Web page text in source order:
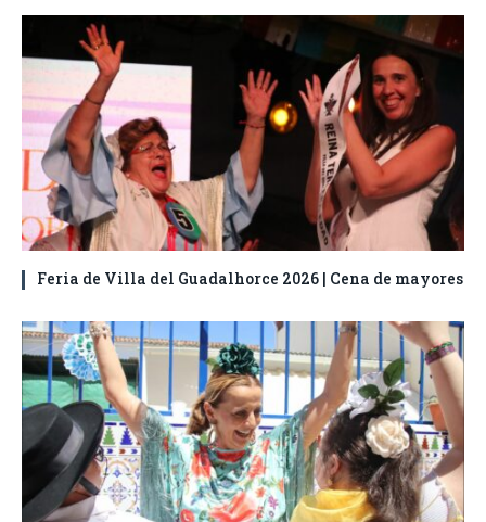
Feria de Villa del Guadalhorce 2026 | Cena de mayores